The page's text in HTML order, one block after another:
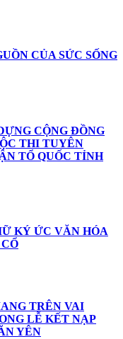
CỦA SỨC SỐNG
CỘNG ĐỒNG
THI TUYÊN
TỔ QUỐC TỈNH
KÝ ỨC VĂN HÓA
TRÊN VAI
LỄ KẾT NẠP
YÊN